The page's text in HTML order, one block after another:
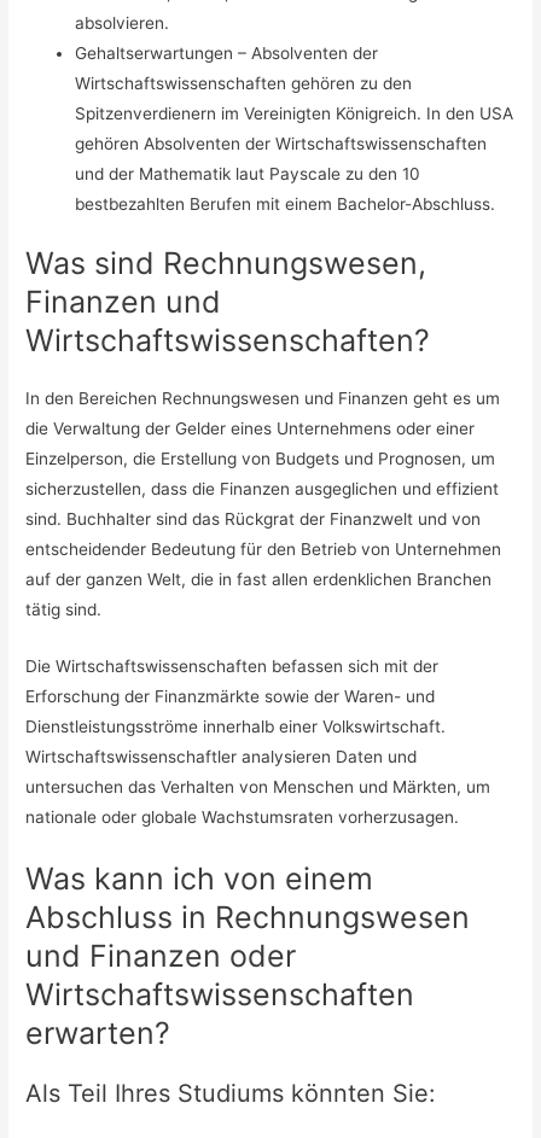
absolvieren.
Gehaltserwartungen – Absolventen der
Wirtschaftswissenschaften gehören zu den
Spitzenverdienern im Vereinigten Königreich. In den USA
gehören Absolventen der Wirtschaftswissenschaften
und der Mathematik laut Payscale zu den 10
bestbezahlten Berufen mit einem Bachelor-Abschluss.
Was sind Rechnungswesen,
Finanzen und
Wirtschaftswissenschaften?
In den Bereichen Rechnungswesen und Finanzen geht es um
die Verwaltung der Gelder eines Unternehmens oder einer
Einzelperson, die Erstellung von Budgets und Prognosen, um
sicherzustellen, dass die Finanzen ausgeglichen und effizient
sind. Buchhalter sind das Rückgrat der Finanzwelt und von
entscheidender Bedeutung für den Betrieb von Unternehmen
auf der ganzen Welt, die in fast allen erdenklichen Branchen
tätig sind.
Die Wirtschaftswissenschaften befassen sich mit der
Erforschung der Finanzmärkte sowie der Waren- und
Dienstleistungsströme innerhalb einer Volkswirtschaft.
Wirtschaftswissenschaftler analysieren Daten und
untersuchen das Verhalten von Menschen und Märkten, um
nationale oder globale Wachstumsraten vorherzusagen.
Was kann ich von einem
Abschluss in Rechnungswesen
und Finanzen oder
Wirtschaftswissenschaften
erwarten?
Als Teil Ihres Studiums könnten Sie: